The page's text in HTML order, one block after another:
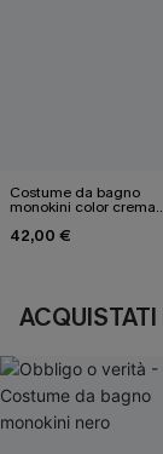
Costume da bagno
monokini color crema
42,00 €
ACQUISTATI